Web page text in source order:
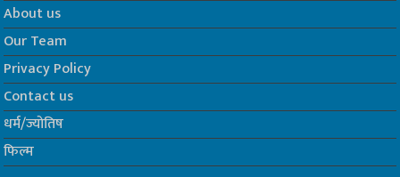
About us
Our Team
Privacy Policy
Contact us
धर्म/ज्योतिष
फिल्म